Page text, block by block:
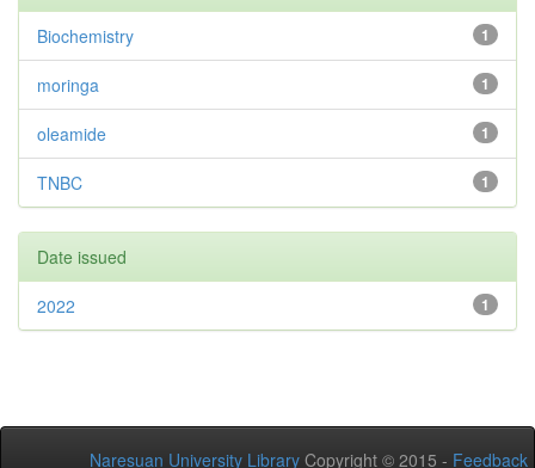
1
Biochemistry
1
moringa
1
oleamide
1
TNBC
Date issued
1
2022
Naresuan University Library Copyright © 2015 - Feedback